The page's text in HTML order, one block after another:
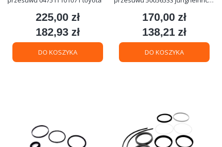
Cena
225,00 zł
Cena
182,93 zł
DO KOSZYKA
Cena
170,00 zł
Cena
138,21 zł
DO KOSZYKA